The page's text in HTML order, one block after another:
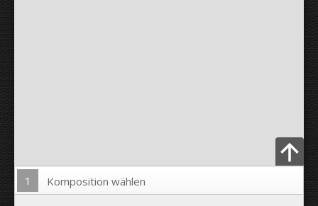
Bild hochladen
1 Komposition wählen